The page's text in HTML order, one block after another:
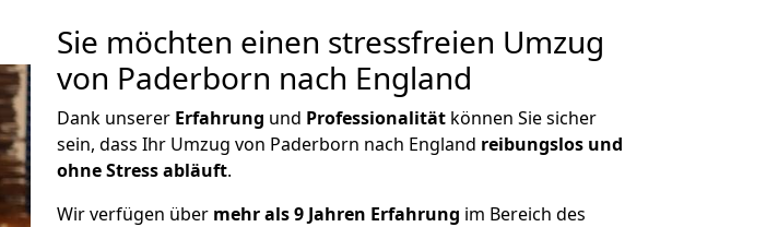
Sie möchten einen stressfreien Umzug
von Paderborn nach England
Dank unserer Erfahrung und Professionalität können Sie sicher
sein, dass Ihr Umzug von Paderborn nach England reibungslos und
ohne Stress abläuft.
Wir verfügen über mehr als 9 Jahren Erfahrung im Bereich des